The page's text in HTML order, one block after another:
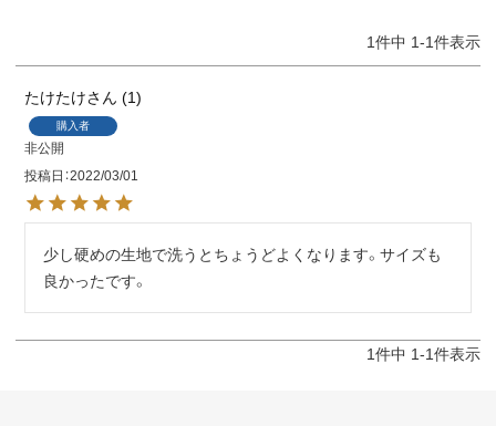
1件中 1-1件表示
たけたけ 1
購入者
非公開
投稿日 2022/03/01
少し硬めの生地で洗うとちょうどよくなります。サイズも
良かったです。
1件中 1-1件表示